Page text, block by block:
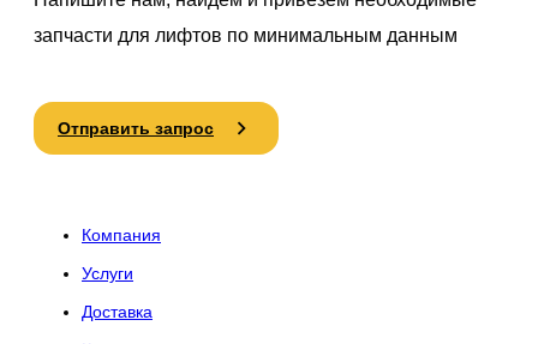
запчасти для лифтов по минимальным данным
Отправить запрос
Компания
Услуги
Доставка